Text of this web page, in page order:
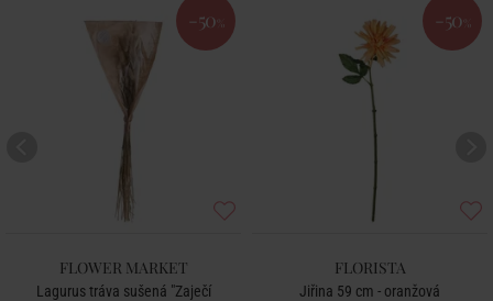
-50 %
FLOWER MARKET
Lagurus tráva sušená "Zaječí
-50 %
FLORISTA
Jiřina 59 cm - oranžová